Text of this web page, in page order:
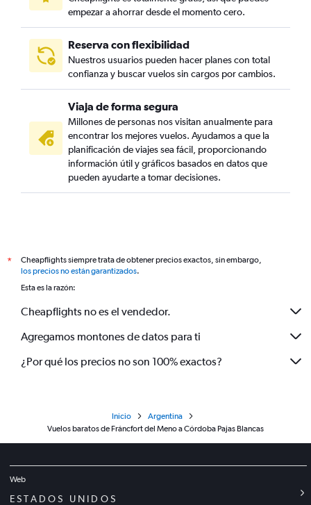
empezar a ahorrar desde el momento cero.
Reserva con flexibilidad
Nuestros usuarios pueden hacer planes con total
confianza y buscar vuelos sin cargos por cambios.
Viaja de forma segura
Millones de personas nos visitan anualmente para
encontrar los mejores vuelos. Ayudamos a que la
planificación de viajes sea fácil, proporcionando
información útil y gráficos basados en datos que
pueden ayudarte a tomar decisiones.
*
Cheapflights siempre trata de obtener precios exactos, sin embargo,
los precios no están garantizados.
Esta es la razón:
Cheapflights no es el vendedor.
Agregamos montones de datos para ti
¿Por qué los precios no son 100% exactos?
Inicio
Argentina
Vuelos baratos de Fráncfort del Meno a Córdoba Pajas Blancas
Web
ESTADOS UNIDOS